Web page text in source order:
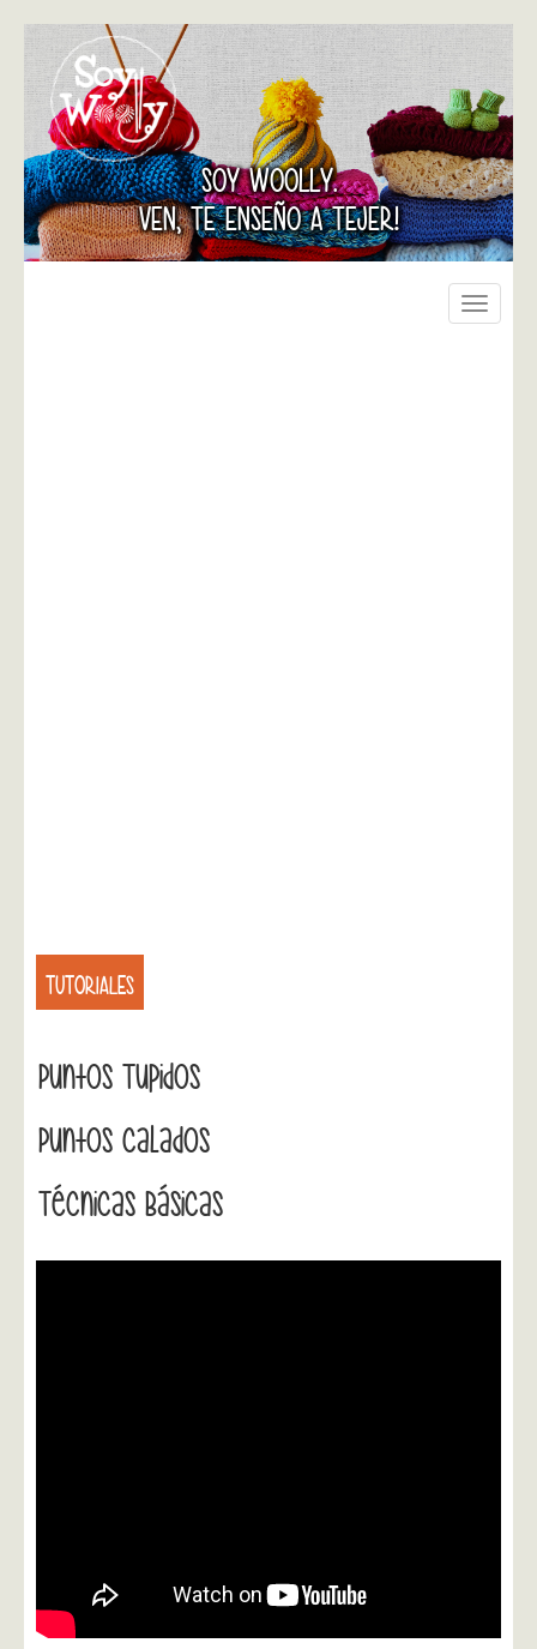
SOY WOOLLY.
VEN, TE ENSEÑO A TEJER!
Toggle
TUTORIALES
Puntos Tupidos
Puntos Calados
Técnicas Básicas